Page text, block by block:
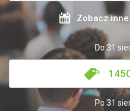
Zobacz
Do 31
Po 31